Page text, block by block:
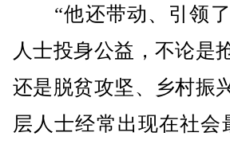
“他还带动、引领了
人士投身公益，不论是
还是脱贫攻坚、乡村振
层人士经常出现在社会